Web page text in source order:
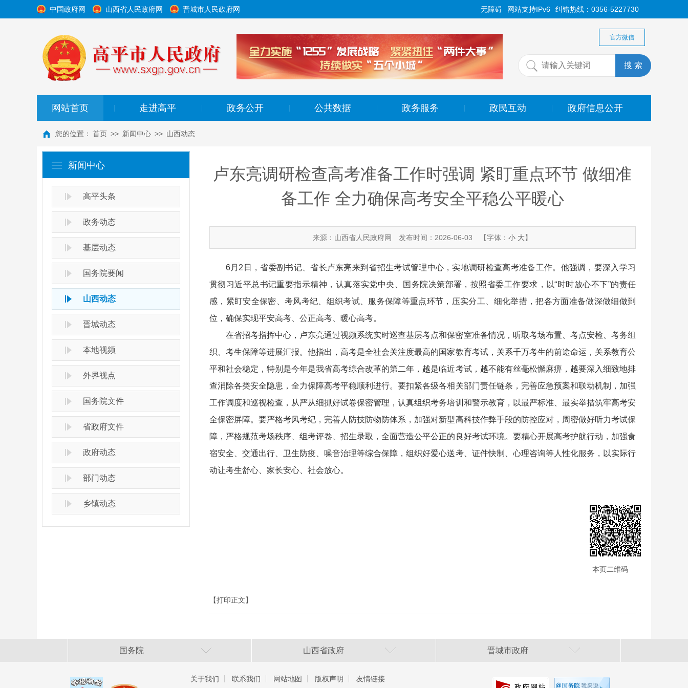
中国政府网 山西省人民政府网 晋城市人民政府网 纠错热线：0356-5227730
网站支持IPv6
无障碍
官方微信
网站首页 走进高平 政务公开 公共数据 政务服务 政民互动 政府信息公开
您的位置： 首页 >> 新闻中心 >> 山西动态
新闻中心
高平头条
政务动态
基层动态
国务院要闻
山西动态
晋城动态
本地视频
外界视点
国务院文件
省政府文件
政府动态
部门动态
乡镇动态
卢东亮调研检查高考准备工作时强调 紧盯重点环节 做细准
备工作 全力确保高考安全平稳公平暖心
来源：山西省人民政府网 发布时间：2026-06-03 【字体：小 大】
6月2日，省委副书记、省长卢东亮来到省招生考试管理中心，实地调研检查高考准备工作。他强调，要深入学习
贯彻习近平总书记重要指示精神，认真落实党中央、国务院决策部署，按照省委工作要求，以“时时放心不下”的责任
感，紧盯安全保密、考风考纪、组织考试、服务保障等重点环节，压实分工、细化举措，把各方面准备做深做细做到
位，确保实现平安高考、公正高考、暖心高考。
在省招考指挥中心，卢东亮通过视频系统实时巡查基层考点和保密室准备情况，听取考场布置、考点安检、考务组
织、考生保障等进展汇报。他指出，高考是全社会关注度最高的国家教育考试，关系千万考生的前途命运，关系教育公
平和社会稳定，特别是今年是我省高考综合改革的第二年，越是临近考试，越不能有丝毫松懈麻痹，越要深入细致地排
查消除各类安全隐患，全力保障高考平稳顺利进行。要扣紧各级各相关部门责任链条，完善应急预案和联动机制，加强
工作调度和巡视检查，从严从细抓好试卷保密管理，认真组织考务培训和警示教育，以最严标准、最实举措筑牢高考安
全保密屏障。要严格考风考纪，完善人防技防物防体系，加强对新型高科技作弊手段的防控应对，周密做好听力考试保
障，严格规范考场秩序、组考评卷、招生录取，全面营造公平公正的良好考试环境。要精心开展高考护航行动，加强食
宿安全、交通出行、卫生防疫、噪音治理等综合保障，组织好爱心送考、证件快制、心理咨询等人性化服务，以实际行
动让考生舒心、家长安心、社会放心。
本页二维码
【打印正文】
国务院 山西省政府 晋城市政府
关于我们 联系我们 网站地图 版权声明 友情链接